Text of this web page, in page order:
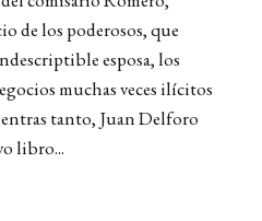
de los poderosos, que
esposa, los
muchas veces ilícitos
tanto, Juan Delforo
libro...